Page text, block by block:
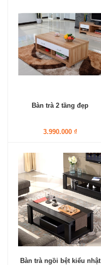
Bàn trà 2 tầng đẹp
3.990.000 ₫
Bàn trà ngồi bệt kiểu nhật